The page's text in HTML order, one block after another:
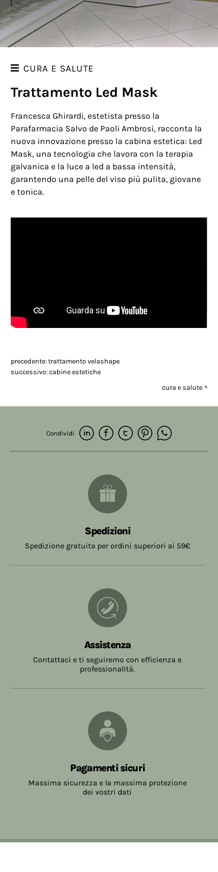
CURA E SALUTE
TRATTAMENTO LED MASK
CABINE ESTETICHE
NATUROPATIA E FITOTERAPIA
RIFLESSOLOGIA
EPILAZIONE LASER
RADIOFREQUENZA
Trattamento Led Mask
Francesca Ghirardi, estetista presso la
Parafarmacia Salvo de Paoli Ambrosi, racconta la
nuova innovazione presso la cabina estetica: Led
Mask, una tecnologia che lavora con la terapia
galvanica e la luce a led a bassa intensità,
garantendo una pelle del viso più pulita, giovane
e tonica.
precedente:trattamento velashape
successivo:cabine estetiche
cura e salute
Condividi
Spedizioni
Spedizione gratuita per ordini superiori ai 59€
Assistenza
Contattaci e ti seguiremo con efficienza e
professionalità.
Pagamenti sicuri
Massima sicurezza e la massima protezione
dei vostri dati